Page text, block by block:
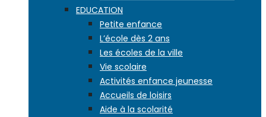
EDUCATION
Petite enfance
L’école dès 2 ans
Les écoles de la ville
Vie scolaire
Activités enfance jeunesse
Accueils de loisirs
Aide à la scolarité